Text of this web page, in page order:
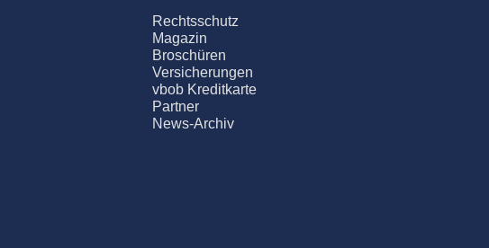
Rechtsschutz
Magazin
Broschüren
Versicherungen
vbob Kreditkarte
Partner
News-Archiv